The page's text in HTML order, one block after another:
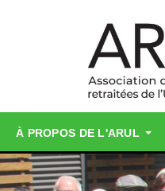
À PROPOS DE L'ARUL